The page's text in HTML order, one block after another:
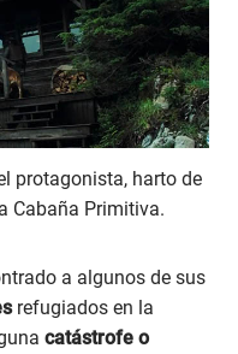
protagonista, harto de
Cabaña Primitiva.
a algunos de sus
refugiados en la
catástrofe o